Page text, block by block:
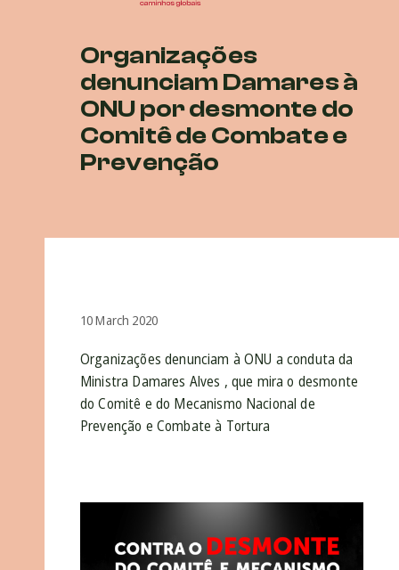
Organizações
denunciam Damares à
ONU por desmonte do
Comitê de Combate e
Prevenção
10 March 2020
Organizações denunciam à ONU a conduta da
Ministra Damares Alves , que mira o desmonte
do Comitê e do Mecanismo Nacional de
Prevenção e Combate à Tortura